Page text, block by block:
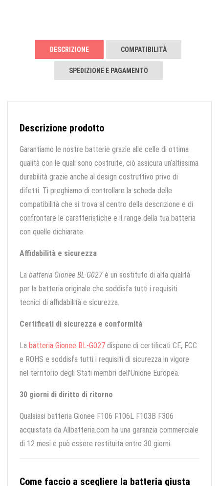
DESCRIZIONE COMPATIBILITÀ
SPEDIZIONE E PAGAMENTO
Descrizione prodotto
Garantiamo le nostre batterie grazie alle celle di ottima
qualità con le quali sono costruite, ciò assicura un’altissima
durabilità grazie anche al design costruttivo privo di
difetti. Ti preghiamo di controllare la scheda delle
compatibilità che si trova al centro della descrizione e di
confrontare le caratteristiche e il range della tua batteria
con quelle dichiarate.
Affidabilità e sicurezza
La batteria Gionee BL-G027 è un sostituto di alta qualità
per la batteria originale che soddisfa tutti i requisiti
tecnici di affidabilità e sicurezza.
Certificati di sicurezza e conformità
La batteria Gionee BL-G027 dispone di certificati CE, FCC
e ROHS e soddisfa tutti i requisiti di sicurezza in vigore
nel territorio degli Stati membri dell'Unione Europea.
30 giorni di diritto di ritorno
Qualsiasi batteria Gionee F106 F106L F103B F306
acquistata da Allbatteria.com ha una garanzia commerciale
di 12 mesi e può essere restituita entro 30 giorni.
Come faccio a scegliere la batteria giusta